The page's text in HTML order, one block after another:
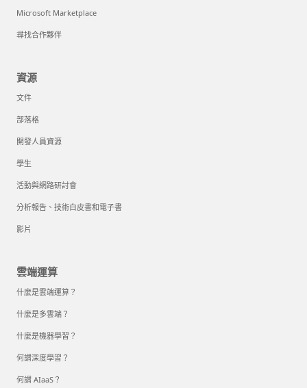
Microsoft Marketplace
尋找合作夥伴
資源
文件
部落格
開發人員資源
學生
活動與網路研討會
分析報告、技術白皮書和電子書
影片
雲端運算
什麼是雲端運算？
什麼是多雲端？
什麼是機器學習？
何謂深度學習？
何謂 AIaaS？